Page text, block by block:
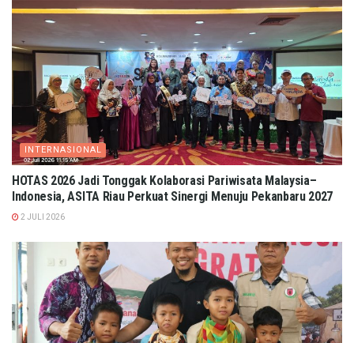
INTERNASIONAL
HOTAS 2026 Jadi Tonggak Kolaborasi Pariwisata Malaysia–
Indonesia, ASITA Riau Perkuat Sinergi Menuju Pekanbaru 2027
2 JULI 2026